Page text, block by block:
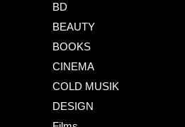
BD
BEAUTY
BOOKS
CINEMA
COLD MUSIK
DESIGN